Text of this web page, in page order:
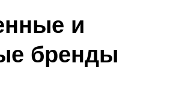
и
бренды